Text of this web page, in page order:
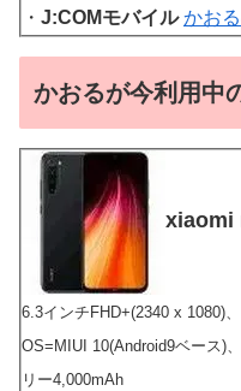
・ J:COMモバイル かお
かおるが今利用中
xiaomi
6.3インチFHD+(2340 x 1080)
OS=MIUI 10(Android9ベース)
リー4,000mAh